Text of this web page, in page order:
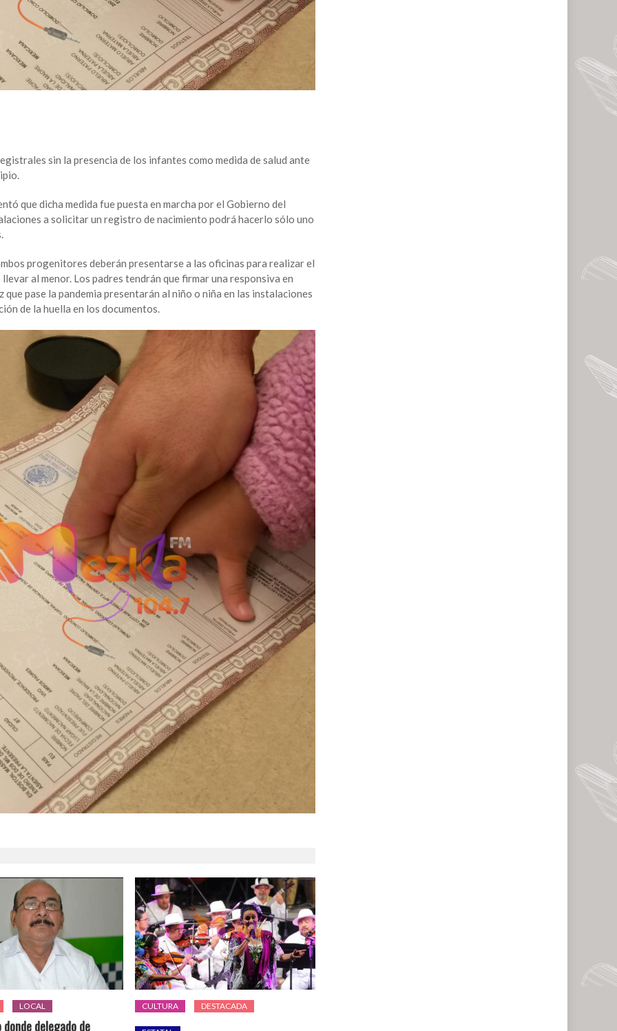
sin la presencia de los infantes como medida de salud ante
que dicha medida fue puesta en marcha por el Gobierno del
a solicitar un registro de nacimiento podrá hacerlo sólo uno
progenitores deberán presentarse a las oficinas para realizar el
al menor. Los padres tendrán que firmar una responsiva en
que pase la pandemia presentarán al niño o niña en las instalaciones
de la huella en los documentos.
LOCAL
delegado de
CULTURA DESTACADA